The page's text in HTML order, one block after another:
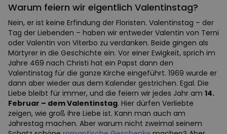
Warum feiern wir eigentlich Valentinstag?
Nein, er ist keine Erfindung der Floristen. Valentinstag – der
Tag der Liebenden – haben wir entweder Valentin von Terni
oder Valentin von Viterbo zu verdanken. Beide gingen als
Märtyrer in die Geschichte ein. Vor einer Ewigkeit, sprich im
Jahre 469 nach Christi hat ein Papst dann den
Valentinstag für die ganze Kirche eingeführt. 1969 wurde er
dann aber wieder aus dem Kalender gestrichen. Egal. Die
Liebe bleibt für immer, und die feiern wir jedes Jahr am 14.
Februar – dem Valentinstag. Hier dürfen Verliebte
zeigen, wie groß ihre Liebe ist. Kann man auch am
Jahrestag machen. Aber warum nicht zweimal seinem